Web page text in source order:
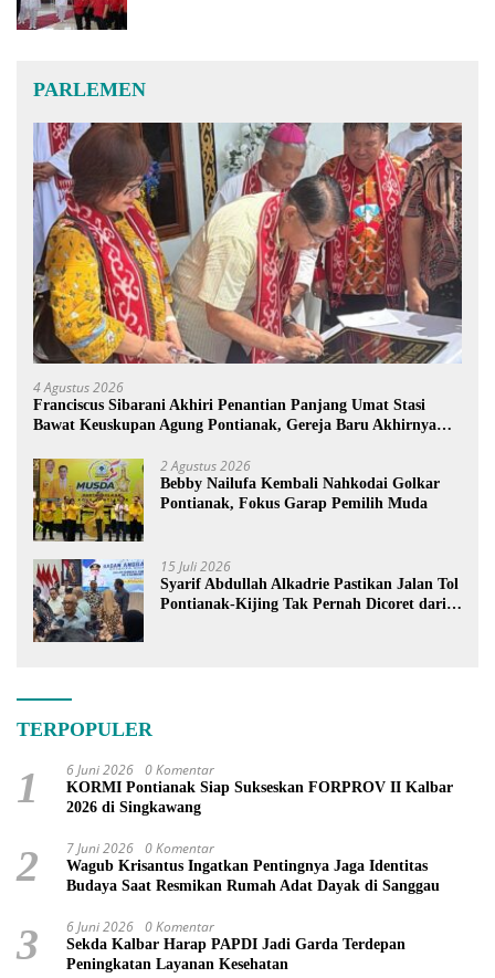
PARLEMEN
4 Agustus 2026
Franciscus Sibarani Akhiri Penantian Panjang Umat Stasi
Bawat Keuskupan Agung Pontianak, Gereja Baru Akhirnya
2 Agustus 2026
Bebby Nailufa Kembali Nahkodai Golkar
Pontianak, Fokus Garap Pemilih Muda
15 Juli 2026
Syarif Abdullah Alkadrie Pastikan Jalan Tol
Pontianak-Kijing Tak Pernah Dicoret dari
TERPOPULER
1 6 Juni 2026 0 Komentar
KORMI Pontianak Siap Sukseskan FORPROV II Kalbar
2026 di Singkawang
2 7 Juni 2026 0 Komentar
Wagub Krisantus Ingatkan Pentingnya Jaga Identitas
Budaya Saat Resmikan Rumah Adat Dayak di Sanggau
3 6 Juni 2026 0 Komentar
Sekda Kalbar Harap PAPDI Jadi Garda Terdepan
Peningkatan Layanan Kesehatan